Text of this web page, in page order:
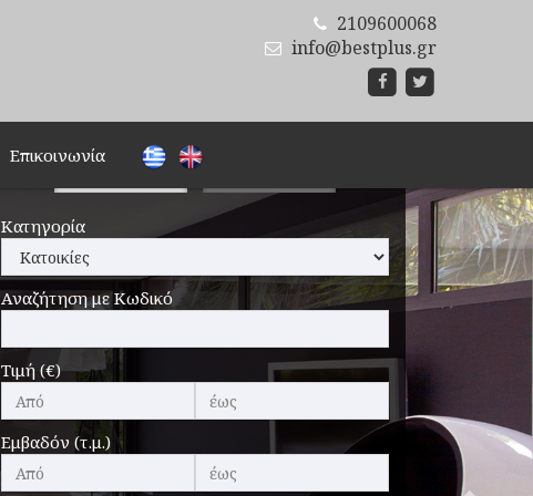
2109600068
info@bestplus.gr
Επικοινωνία
Next
Κατηγορία
Αναζήτηση με Κωδικό
Τιμή (€)
Εμβαδόν (τ.μ.)